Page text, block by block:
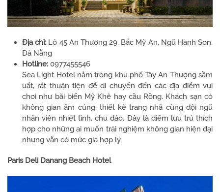
Địa chỉ: Lô 45 An Thượng 29, Bắc Mỹ An, Ngũ Hành Sơn,
Đà Nẵng
Hotline: 0977455546
Sea Light Hotel nằm trong khu phố Tây An Thượng sầm
uất, rất thuận tiện để di chuyển đến các địa điểm vui
chơi như bãi biển Mỹ Khê hay cầu Rồng. Khách sạn có
không gian ấm cúng, thiết kế trang nhã cùng đội ngũ
nhân viên nhiệt tình, chu đáo. Đây là điểm lưu trú thích
hợp cho những ai muốn trải nghiệm không gian hiện đại
nhưng vẫn có mức giá hợp lý.
Paris Deli Danang Beach Hotel